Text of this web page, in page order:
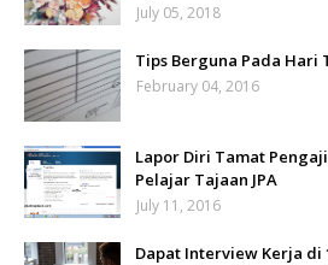
July 05, 2018
Tips Berguna Pada Hari
February 04, 2016
Lapor Diri Tamat
Pelajar Tajaan JPA
July 11, 2016
Dapat Interview Kerja di